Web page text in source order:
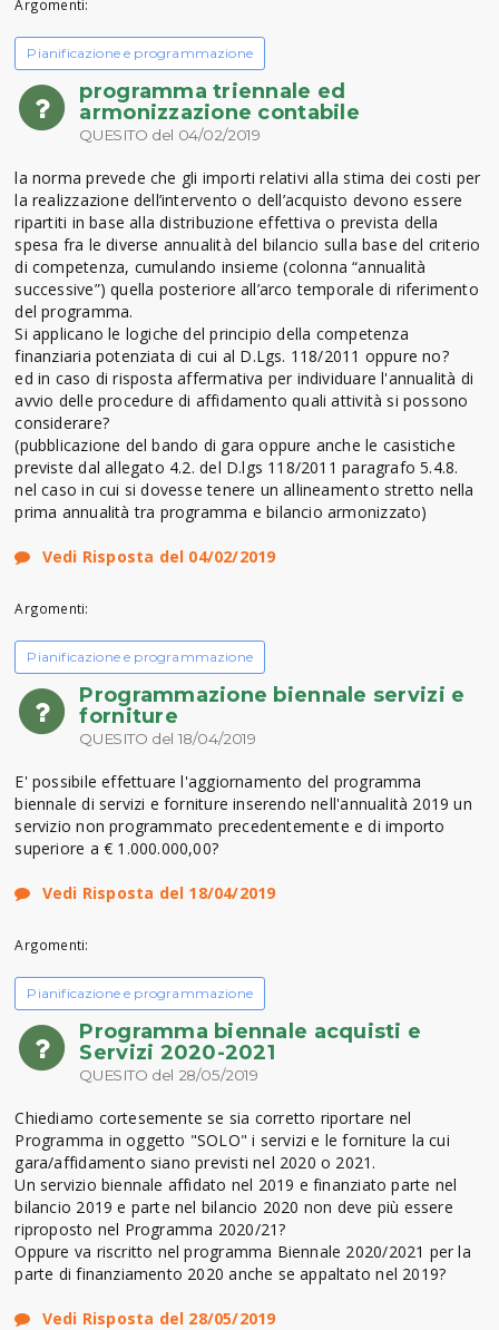
Argomenti:
Pianificazione e programmazione
programma triennale ed
armonizzazione contabile
QUESITO del 04/02/2019
la norma prevede che gli importi relativi alla stima dei costi per
la realizzazione dell’intervento o dell’acquisto devono essere
ripartiti in base alla distribuzione effettiva o prevista della
spesa fra le diverse annualità del bilancio sulla base del criterio
di competenza, cumulando insieme (colonna “annualità
successive”) quella posteriore all’arco temporale di riferimento
del programma.
Si applicano le logiche del principio della competenza
finanziaria potenziata di cui al D.Lgs. 118/2011 oppure no?
ed in caso di risposta affermativa per individuare l'annualità di
avvio delle procedure di affidamento quali attività si possono
considerare?
(pubblicazione del bando di gara oppure anche le casistiche
previste dal allegato 4.2. del D.lgs 118/2011 paragrafo 5.4.8.
nel caso in cui si dovesse tenere un allineamento stretto nella
prima annualità tra programma e bilancio armonizzato)
Vedi Risposta del 04/02/2019
Argomenti:
Pianificazione e programmazione
Programmazione biennale servizi e
forniture
QUESITO del 18/04/2019
E' possibile effettuare l'aggiornamento del programma
biennale di servizi e forniture inserendo nell'annualità 2019 un
servizio non programmato precedentemente e di importo
superiore a € 1.000.000,00?
Vedi Risposta del 18/04/2019
Argomenti:
Pianificazione e programmazione
Programma biennale acquisti e
Servizi 2020-2021
QUESITO del 28/05/2019
Chiediamo cortesemente se sia corretto riportare nel
Programma in oggetto "SOLO" i servizi e le forniture la cui
gara/affidamento siano previsti nel 2020 o 2021.
Un servizio biennale affidato nel 2019 e finanziato parte nel
bilancio 2019 e parte nel bilancio 2020 non deve più essere
riproposto nel Programma 2020/21?
Oppure va riscritto nel programma Biennale 2020/2021 per la
parte di finanziamento 2020 anche se appaltato nel 2019?
Vedi Risposta del 28/05/2019